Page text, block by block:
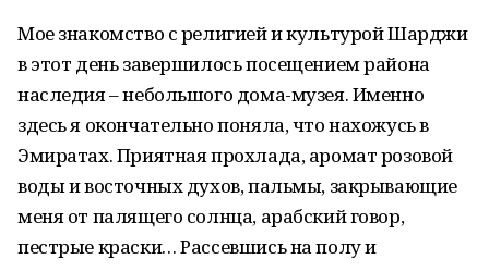
Мое знакомство с религией и культурой Шарджи
в этот день завершилось посещением района
наследия – небольшого дома-музея. Именно
здесь я окончательно поняла, что нахожусь в
Эмиратах. Приятная прохлада, аромат розовой
воды и восточных духов, пальмы, закрывающие
меня от палящего солнца, арабский говор,
пестрые краски… Рассевшись на полу и